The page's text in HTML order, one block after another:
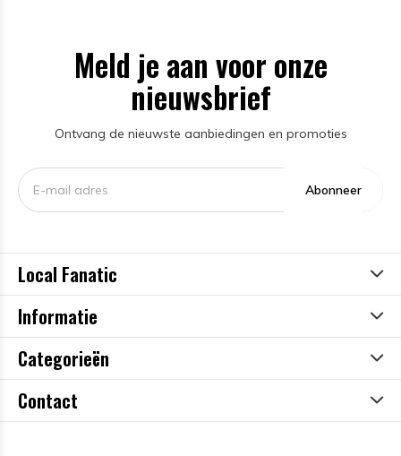
Meld je aan voor onze
nieuwsbrief
Ontvang de nieuwste aanbiedingen en promoties
Abonneer
Local Fanatic
Informatie
Categorieën
Contact